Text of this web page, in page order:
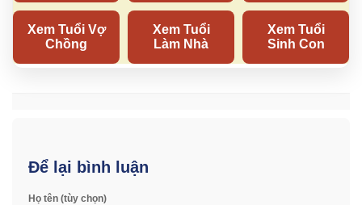
Để lại bình luận
Họ tên (tùy chọn)